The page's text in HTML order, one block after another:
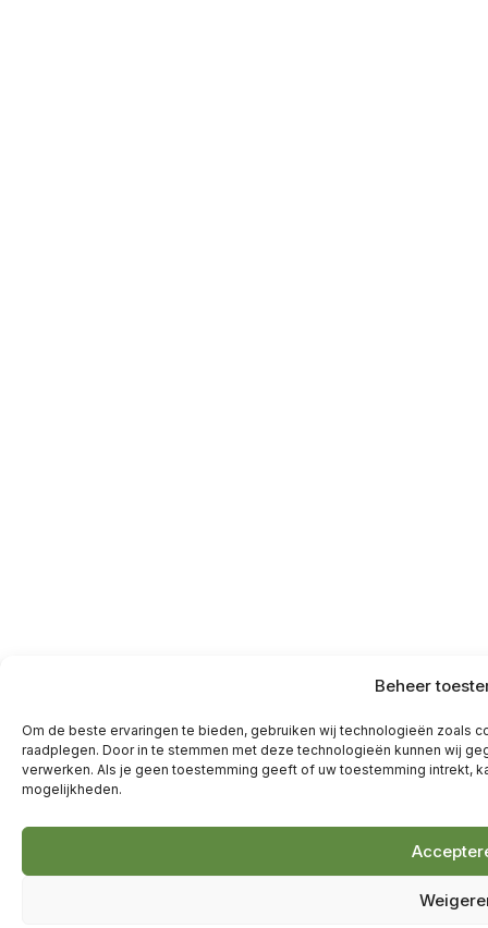
Beheer
Om de beste ervaringen te bieden, gebruiken wij technologieën zoals
raadplegen. Door in te stemmen met deze technologieën kunnen wij
verwerken. Als je geen toestemming geeft of uw toestemming intrekt,
mogelijkheden.